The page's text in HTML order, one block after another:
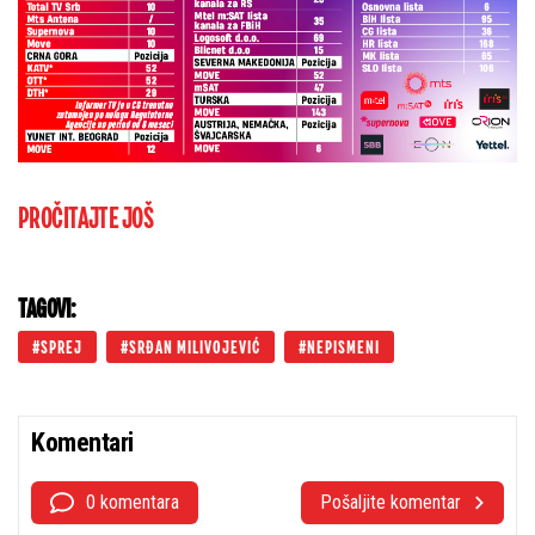
PROČITAJTE JOŠ
TAGOVI:
SPREJ SRĐAN MILIVOJEVIĆ NEPISMENI
Komentari
0 komentara Pošaljite komentar